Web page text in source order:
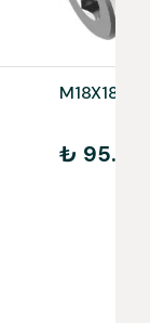
M18X180
₺ 95.10